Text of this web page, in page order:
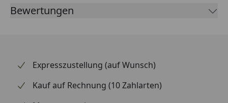
Sollte Ihnen nicht bekannt sein, wo Sie die
Abmessungen oder Gewichte zu den Ersatzteilen
handelt (wir bestellen das Produkt bei Weber, sobald
Bewertungen
Expresszustellung (auf Wunsch)
Kauf auf Rechnung (10 Zahlarten)